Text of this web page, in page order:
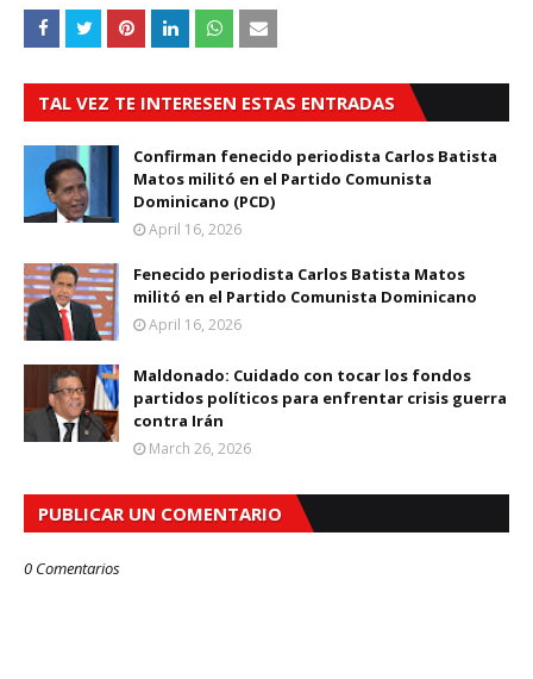
TAL VEZ TE INTERESEN ESTAS ENTRADAS
Confirman fenecido periodista Carlos Batista
Matos militó en el Partido Comunista
Dominicano (PCD)
April 16, 2026
Fenecido periodista Carlos Batista Matos
militó en el Partido Comunista Dominicano
April 16, 2026
Maldonado: Cuidado con tocar los fondos
partidos políticos para enfrentar crisis guerra
contra Irán
March 26, 2026
PUBLICAR UN COMENTARIO
0 Comentarios